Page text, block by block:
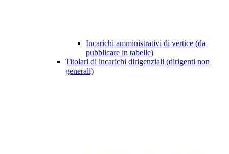
Incarichi amministrativi di vertice (da
pubblicare in tabelle)
Titolari di incarichi dirigenziali (dirigenti non
generali)